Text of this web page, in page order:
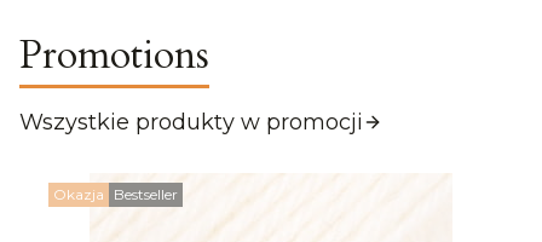
Promotions
Wszystkie produkty w promocji
Okazja Bestseller